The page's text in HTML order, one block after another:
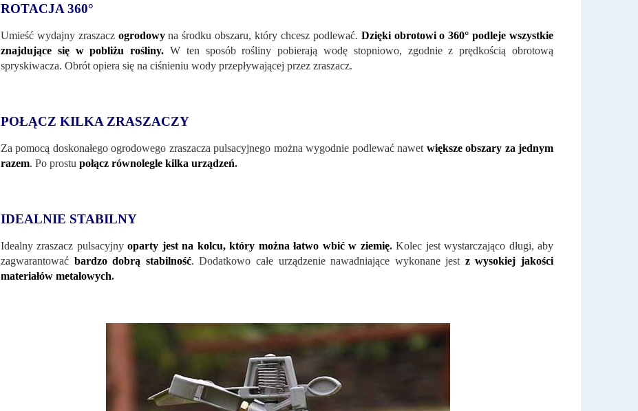
ROTACJA 360°
Umieść wydajny zraszacz ogrodowyna środku obszaru, który chcesz podlewać. Dzięki obrotowi o 360° podleje wszystkie
znajdujące się w pobliżu rośliny. W ten sposób rośliny pobierają wodę stopniowo, zgodnie z prędkością obrotową
spryskiwacza. Obrót opiera się na ciśnieniu wody przepływającej przez zraszacz.
POŁĄCZ KILKA ZRASZACZY
Za pomocą doskonałego ogrodowego zraszacza pulsacyjnego można wygodnie podlewać nawet większe obszary za jednym
razem. Po prostu połącz równolegle kilka urządzeń.
IDEALNIE STABILNY
Idealny zraszacz pulsacyjnyoparty jest na kolcu, który można łatwo wbić w ziemię.Kolec jest wystarczająco długi, aby
zagwarantować bardzo dobrą stabilność. Dodatkowo całe urządzenie nawadniające wykonane jest z wysokiej jakości
materiałów metalowych.